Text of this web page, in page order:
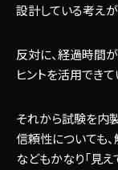
設計している考え
反対に、経過時間
ヒントを活用でき
それから試験を内
信頼性についても
などもかなり「見え